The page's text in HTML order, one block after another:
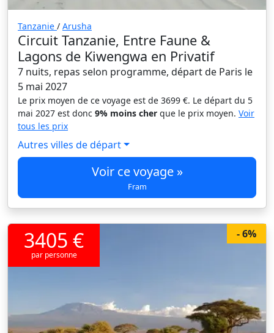
Tanzanie / Arusha
Circuit Tanzanie, Entre Faune &
Lagons de Kiwengwa en Privatif
7 nuits, repas selon programme, départ de Paris le
5 mai 2027
Le prix moyen de ce voyage est de 3699 €. Le départ du 5
mai 2027 est donc 9% moins cher que le prix moyen. Voir
tous les prix
Autres villes de départ
Voir ce voyage »
Fram
- 6%
3405 €
par personne